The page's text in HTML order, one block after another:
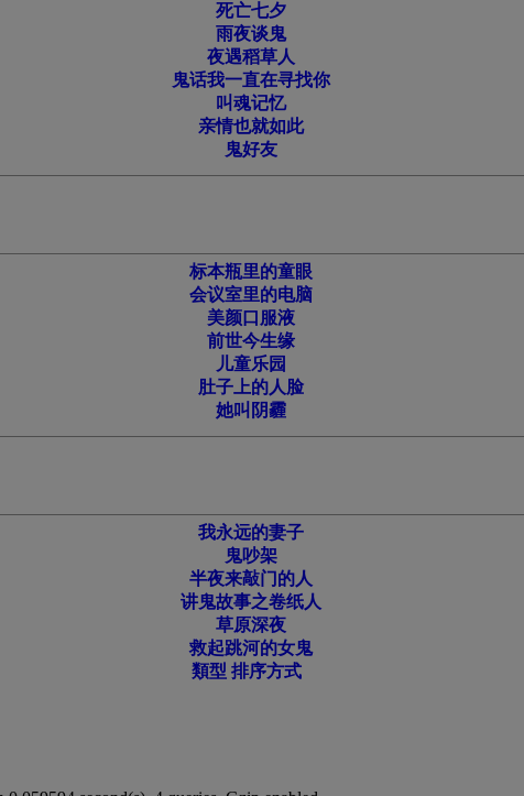
死亡七夕
雨夜谈鬼
夜遇稻草人
鬼话我一直在寻找你
叫魂记忆
亲情也就如此
鬼好友
标本瓶里的童眼
会议室里的电脑
美颜口服液
前世今生缘
儿童乐园
肚子上的人脸
她叫阴霾
我永远的妻子
鬼吵架
半夜来敲门的人
讲鬼故事之卷纸人
草原深夜
救起跳河的女鬼
類型 排序方式